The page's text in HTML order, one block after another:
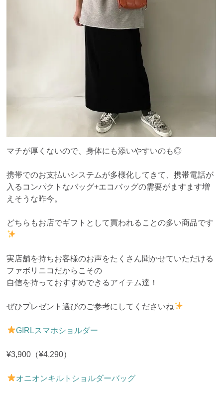
マチが厚くないので、身体にも添いやすいのも◎
携帯でのお支払いシステムが多様化してきて、携帯電話が
入るコンパクトなバッグ+エコバッグの需要がますます増
えそうな昨今。
どちらもお店でギフトとして買われることの多い商品です
実店舗を持ちお客様のお声をたくさん聞かせていただける
ファボリニコだからこその
自信を持っておすすめできるアイテム達！
ぜひプレゼント選びのご参考にしてくださいね
GIRLスマホショルダー
¥3,900（¥4,290）
オニオンキルトショルダーバッグ